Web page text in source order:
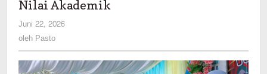
Nilai
Akademik
Nilai Akademik
Juni 22, 2026
oleh Pasto